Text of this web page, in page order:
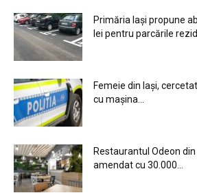
Primăria Iași propune
lei pentru parcările
Femeie din Iași,
cu mașina...
Restaurantul Odeon din
amendat cu 30.000...